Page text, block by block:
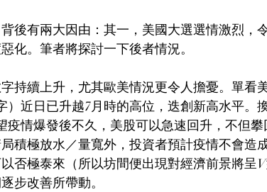
後有兩大因由：其一，美國大選選情激烈，
化。筆者將探討一下後者情況。
持續上升，尤其歐美情況更令人擔憂。單看
）近日已升越7月時的高位，迭創新高水平。
疫情爆發後不久，美股可以急速回升，不但
積極放水／量寬外，投資者預計疫情不會造
否極泰來（所以坊間便出現對經濟前景將呈
步改善所帶動。